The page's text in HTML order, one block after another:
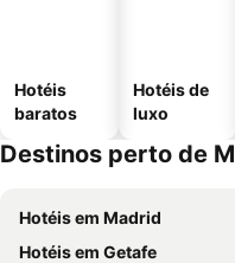
Hotéis
baratos
Hotéis de
luxo
Destinos perto de
Hotéis em Madrid
Hotéis em Getafe